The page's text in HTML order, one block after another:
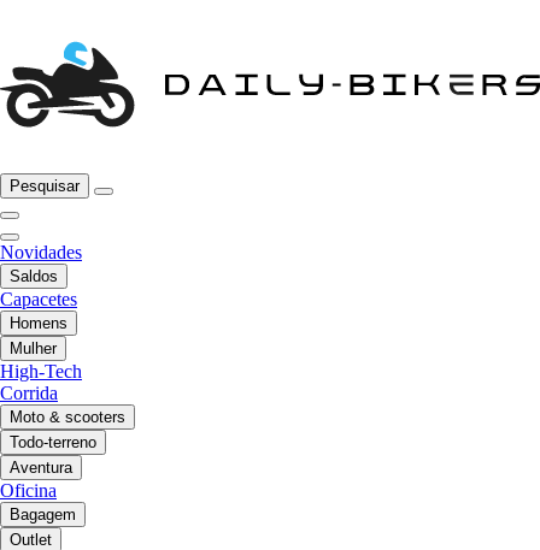
Pesquisar
Novidades
Saldos
Capacetes
Homens
Mulher
High-Tech
Corrida
Moto & scooters
Todo-terreno
Aventura
Oficina
Bagagem
Outlet